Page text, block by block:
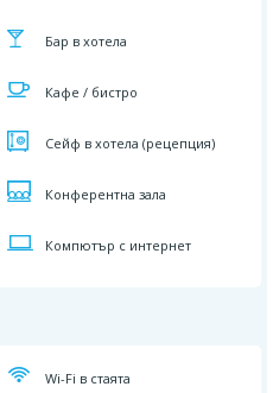
Бар в хотела
Кафе / бистро
Сейф в хотела (рецепция)
Конферентна зала
Компютър с интернет
Wi-Fi в стаята